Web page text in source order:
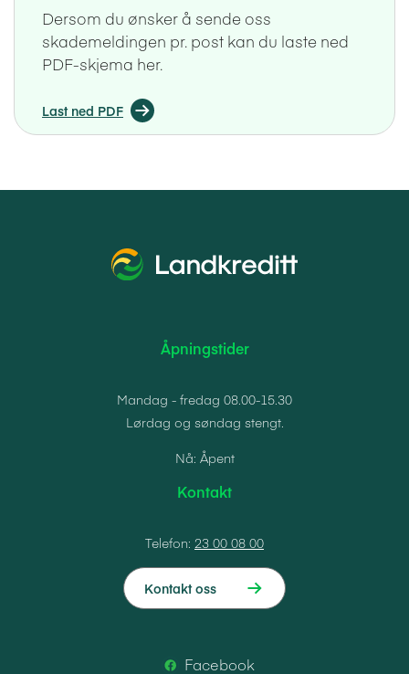
Dersom du ønsker å sende oss
skademeldingen pr. post kan du laste ned
PDF-skjema her.
Last ned PDF
Facebook
Åpningstider
Mandag - fredag 08.00-15.30
Lørdag og søndag stengt.
Nå: Åpent
Kontakt
Telefon: 23 00 08 00
Kontakt oss